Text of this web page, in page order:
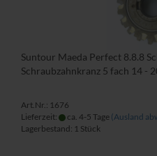
Suntour Maeda Perfect 8.8.8
Schraubzahnkranz 5 fach 14 -
Art.Nr.: 1676
Lieferzeit:
ca. 4-5 Tage (Ausland
Lagerbestand: 1 Stück